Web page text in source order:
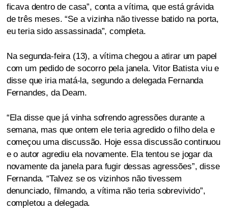
ficava dentro de casa”, conta a vítima, que está grávida
de três meses. “Se a vizinha não tivesse batido na porta,
eu teria sido assassinada”, completa.
Na segunda-feira (13), a vítima chegou a atirar um papel
com um pedido de socorro pela janela. Vitor Batista viu e
disse que iria matá-la, segundo a delegada Fernanda
Fernandes, da Deam.
“Ela disse que já vinha sofrendo agressões durante a
semana, mas que ontem ele teria agredido o filho dela e
começou uma discussão. Hoje essa discussão continuou
e o autor agrediu ela novamente. Ela tentou se jogar da
novamente da janela para fugir dessas agressões”, disse
Fernanda. “Talvez se os vizinhos não tivessem
denunciado, filmando, a vítima não teria sobrevivido”,
completou a delegada.